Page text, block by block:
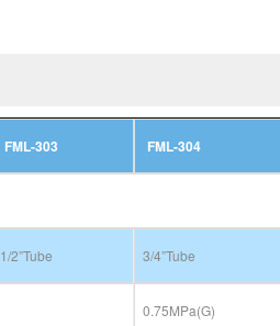
FML-303 FML-304
1/2”Tube 3/4”Tube
0.75MPa(G)